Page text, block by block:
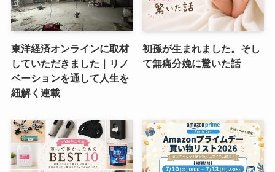
東洋経済オンラインに取材
していただきました｜リノ
ベーションを通して人生を
紐解く連載
初孫が生まれました。そし
て無痛分娩に驚いた話